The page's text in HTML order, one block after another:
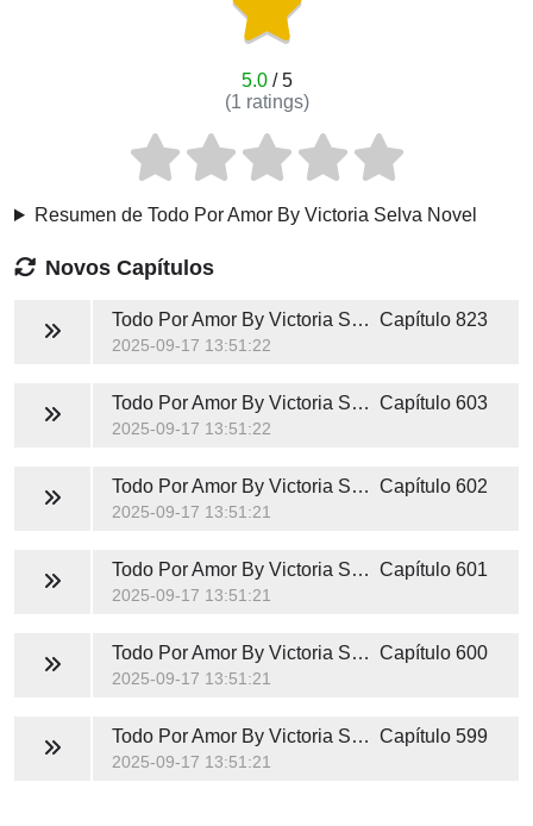
5.0/ 5
(1 ratings)
Resumen de Todo Por Amor By Victoria Selva Novel
Novos Capítulos
Todo Por Amor By Victoria Selva Novel Capítulo 823
2025-09-17 13:51:22
Todo Por Amor By Victoria Selva Novel Capítulo 603
2025-09-17 13:51:22
Todo Por Amor By Victoria Selva Novel Capítulo 602
2025-09-17 13:51:21
Todo Por Amor By Victoria Selva Novel Capítulo 601
2025-09-17 13:51:21
Todo Por Amor By Victoria Selva Novel Capítulo 600
2025-09-17 13:51:21
Todo Por Amor By Victoria Selva Novel Capítulo 599
2025-09-17 13:51:21